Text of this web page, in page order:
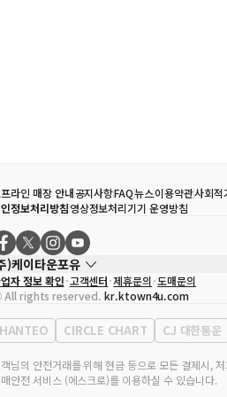
라인 매장 안내공지사항FAQ뉴스이용약관사회적
정보처리방침영상정보처리기기 운영방침
)케이타운포유
자
송효민
업자등록번호
120-87-71116
판매업 신고번호 제2011-서울강남-02223
표전화
02-552-9855
자 정보 확인 고객센터 제휴문의 도매문의
rights reserved. kr.ktown4u.com
HANTEO CIRCLE CHART CJ 대한통운
님의 안전거래를 위해 현금 등으로 모든 결제시,
안전 서비스 (에스크로)를 이용하실 수 있습니다.